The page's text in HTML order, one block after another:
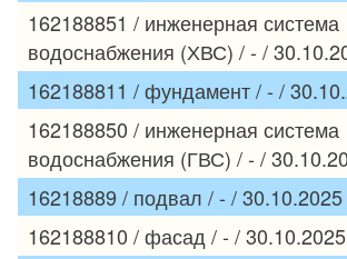
162188851 / инженерная система
водоснабжения (ХВС) / - /
162188811 / фундамент / - /
162188850 / инженерная система
водоснабжения (ГВС) / - /
16218889 / подвал / - / 30.10.2025
162188810 / фасад / - / 30.10.2025